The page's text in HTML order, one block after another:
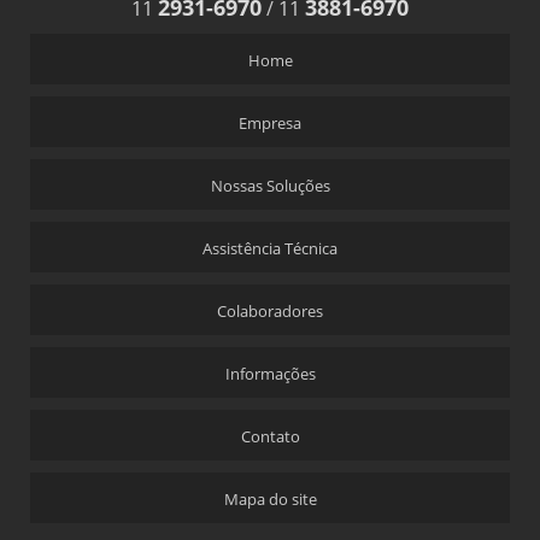
11 2931-6970/ 11 3881-6970
Home
Empresa
Nossas Soluções
Assistência Técnica
Colaboradores
Informações
Contato
Mapa do site